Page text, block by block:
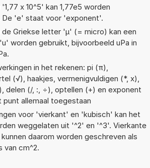
x 10^5' kan 1,77e5 worden
De 'e' staat voor 'exponent'.
de Griekse letter 'µ' (= micro) kan een
worden gebruikt, bijvoorbeeld uPa in
in het rekenen: pi (π),
(√), haakjes, vermenigvuldigen (*, x),
delen (/, :, ÷), optellen (+) en exponent
punt allemaal toegestaan
voor 'vierkant' en 'kubisch' kan het
weggelaten uit '^2' en '^3'. Vierkante
daarom worden geschreven als
van cm^2.